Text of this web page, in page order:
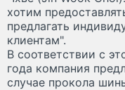
хотим
предлагать
клиентам".
В соответствии с
года компания
случае прокола